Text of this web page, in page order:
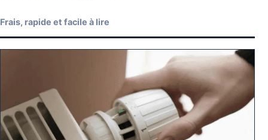
Frais, rapide et facile à lire